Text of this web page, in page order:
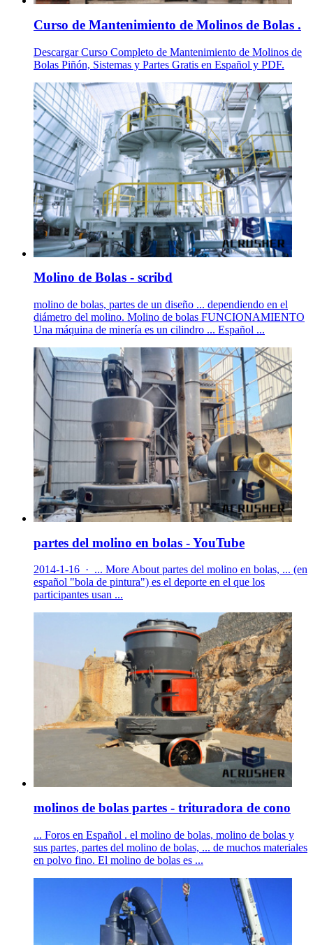
Curso de Mantenimiento de Molinos de Bolas .
Descargar Curso Completo de Mantenimiento de Molinos de
Bolas Piñón, Sistemas y Partes Gratis en Español y PDF.
Molino de Bolas - scribd
molino de bolas, partes de un diseño ... dependiendo en el
diámetro del molino. Molino de bolas FUNCIONAMIENTO
Una máquina de minería es un cilindro ... Español ...
partes del molino en bolas - YouTube
2014-1-16 · ... More About partes del molino en bolas, ... (en
español "bola de pintura") es el deporte en el que los
participantes usan ...
molinos de bolas partes - trituradora de cono
... Foros en Español . el molino de bolas, molino de bolas y
sus partes, partes del molino de bolas, ... de muchos materiales
en polvo fino. El molino de bolas es ...